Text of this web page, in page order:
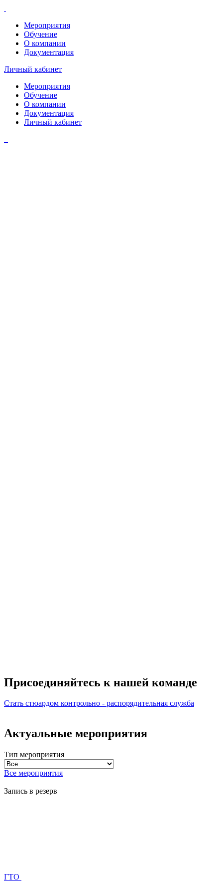
Мероприятия
Обучение
О компании
Документация
Личный кабинет
Мероприятия
Обучение
О компании
Документация
Личный кабинет
Присоединяйтесь к нашей команде
Стать стюардом контрольно - распорядительная служба
Актуальные мероприятия
Тип мероприятия
Все мероприятия
Запись в резерв
ГТО